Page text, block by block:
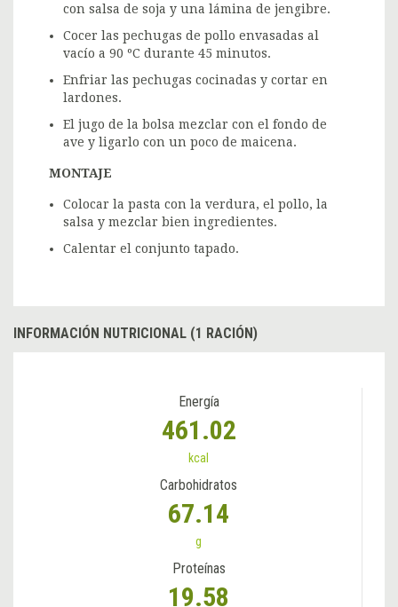
con salsa de soja y una lámina de jengibre.
Cocer las pechugas de pollo envasadas al
vacío a 90 ºC durante 45 minutos.
Enfriar las pechugas cocinadas y cortar en
lardones.
El jugo de la bolsa mezclar con el fondo de
ave y ligarlo con un poco de maicena.
MONTAJE
Colocar la pasta con la verdura, el pollo, la
salsa y mezclar bien ingredientes.
Calentar el conjunto tapado.
INFORMACIÓN NUTRICIONAL (1 RACIÓN)
Energía
461.02
kcal
Carbohidratos
67.14
g
Proteínas
19.58